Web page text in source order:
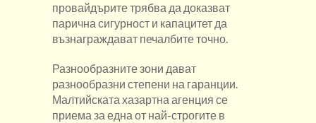
провайдърите трябва да доказват
парична сигурност и капацитет да
възнаграждават печалбите точно.
Разнообразните зони дават
разнообразни степени на гаранции.
Малтийската хазартна агенция се
приема за една от най-строгите в